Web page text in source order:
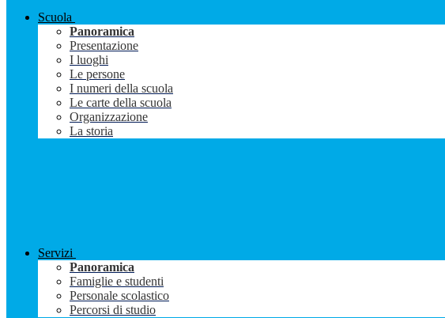
Scuola
Panoramica
Presentazione
I luoghi
Le persone
I numeri della scuola
Le carte della scuola
Organizzazione
La storia
Servizi
Panoramica
Famiglie e studenti
Personale scolastico
Percorsi di studio